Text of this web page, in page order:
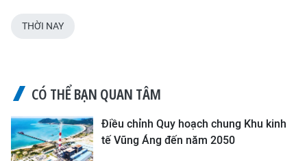
THỜI NAY
CÓ THỂ BẠN QUAN TÂM
Điều chỉnh Quy hoạch chung Khu kinh
tế Vũng Áng đến năm 2050